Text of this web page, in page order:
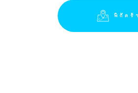
พิกัดร้